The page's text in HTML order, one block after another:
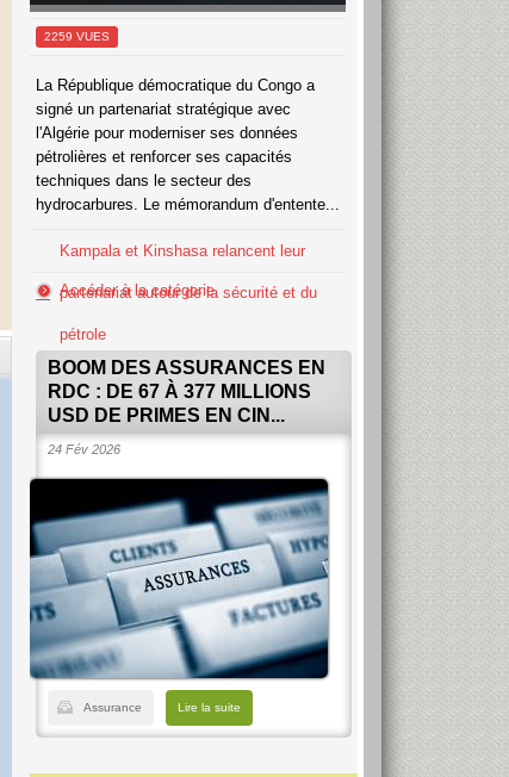
2259 VUES
La République démocratique du Congo a
signé un partenariat stratégique avec
l'Algérie pour moderniser ses données
pétrolières et renforcer ses capacités
techniques dans le secteur des
hydrocarbures. Le mémorandum d'entente...
Kampala et Kinshasa relancent leur
partenariat autour de la sécurité et du
pétrole
Accéder à la catégorie
BOOM DES ASSURANCES EN
RDC : DE 67 À 377 MILLIONS
USD DE PRIMES EN CIN...
24 Fév 2026
Assurance Lire la suite